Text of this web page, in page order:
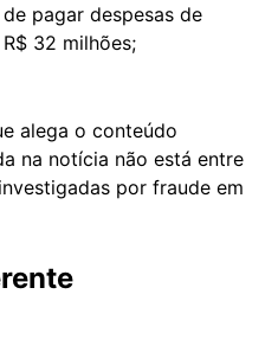
pagar despesas de
32 milhões;
alega o conteúdo
na notícia não está entre
por fraude em